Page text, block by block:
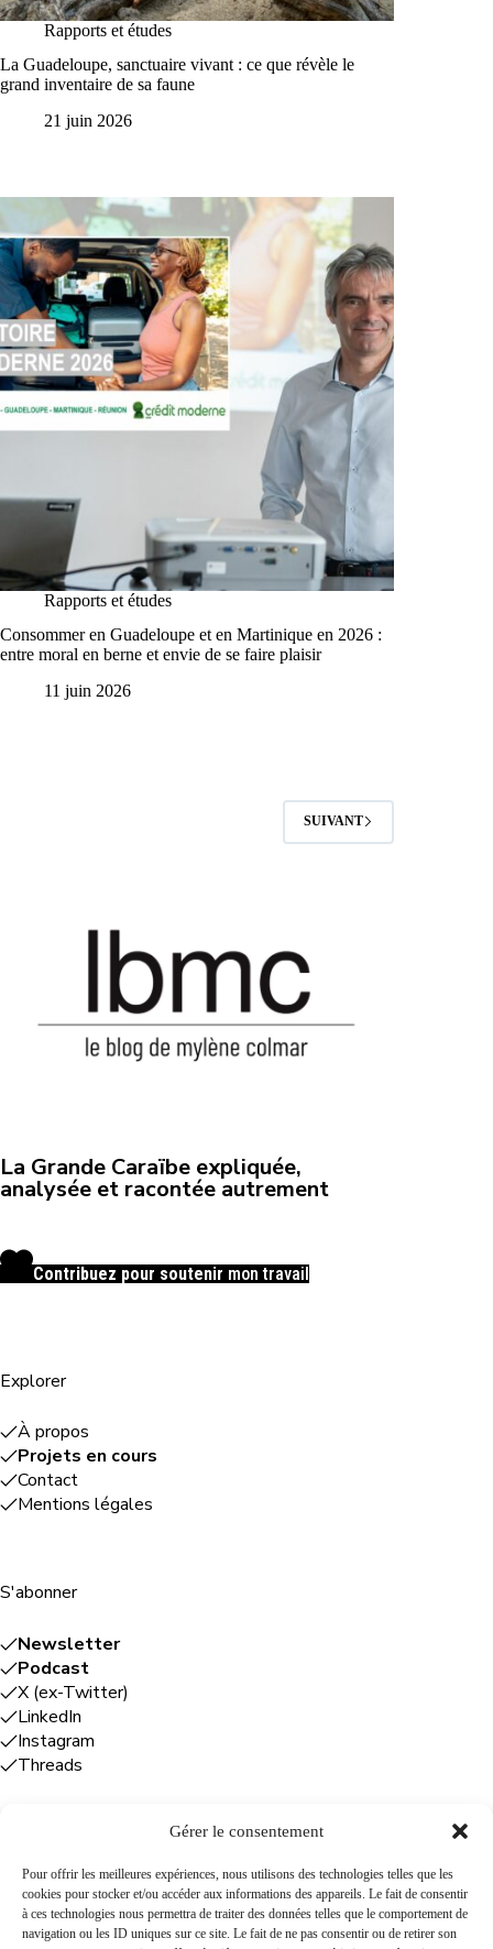
Gérer le consentement
Pour offrir les meilleures expériences, nous utilisons des technologies telles que les
cookies pour stocker et/ou accéder aux informations des appareils. Le fait de consentir
à ces technologies nous permettra de traiter des données telles que le comportement de
navigation ou les ID uniques sur ce site. Le fait de ne pas consentir ou de retirer son
Rapports et études
La Guadeloupe, sanctuaire vivant : ce que révèle le
grand inventaire de sa faune
21 juin 2026
Rapports et études
Consommer en Guadeloupe et en Martinique en 2026 :
entre moral en berne et envie de se faire plaisir
11 juin 2026
SUIVANT
La Grande Caraïbe expliquée,
analysée et racontée autrement
Contribuez pour soutenir mon travail
Explorer
À propos
Projets en cours
Contact
Mentions légales
S'abonner
Newsletter
Podcast
X (ex-Twitter)
LinkedIn
Instagram
Threads
Plume Caraïbe: conseil éditorial +
rédaction